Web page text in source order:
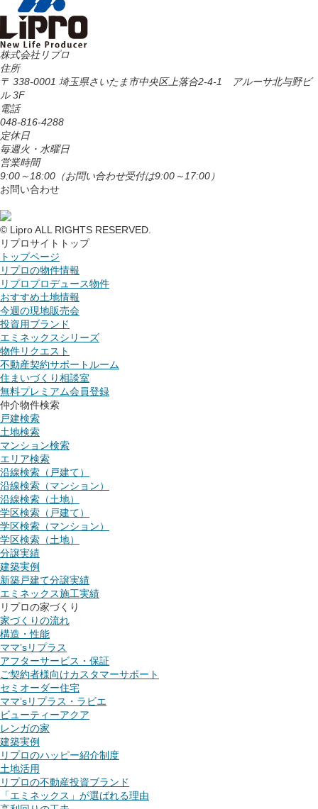
株式会社リプロ
住所
〒 338-0001 埼玉県さいたま市中央区上落合2-4-1 アルーサ北与野ビ
ル 3F
電話
048-816-4288
定休日
毎週火・水曜日
営業時間
9:00～18:00 （お問い合わせ受付は9:00～17:00）
お問い合わせ
© Lipro ALL RIGHTS RESERVED.
リプロサイトトップ
トップページ
リプロの物件情報
リプロプロデュース物件
おすすめ土地情報
今週の現地販売会
投資用ブランド
エミネックスシリーズ
物件リクエスト
不動産契約サポートルーム
住まいづくり相談室
無料プレミアム会員登録
仲介物件検索
戸建検索
土地検索
マンション検索
エリア検索
沿線検索（戸建て）
沿線検索（マンション）
沿線検索（土地）
学区検索（戸建て）
学区検索（マンション）
学区検索（土地）
分譲実績
建築実例
新築戸建て分譲実績
エミネックス施工実績
リプロの家づくり
家づくりの流れ
構造・性能
ママ’sリプラス
アフターサービス・保証
ご契約者様向けカスタマーサポート
セミオーダー住宅
ママ’sリプラス・ラビエ
ビューティーアクア
レンガの家
建築実例
リプロのハッピー紹介制度
土地活用
リプロの不動産投資ブランド
「エミネックス」が選ばれる理由